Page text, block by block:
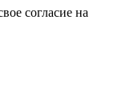
согласие на